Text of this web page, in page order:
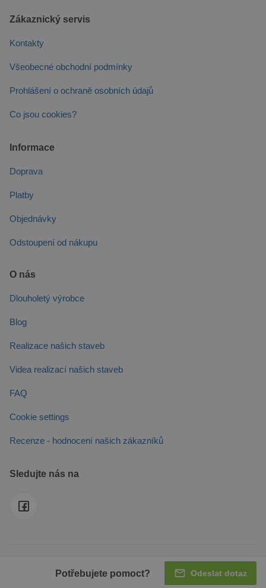
Odeslat dotaz
Potřebujete pomoct?
Zákaznický servis
Kontakty
Všeobecné obchodní podmínky
Prohlášení o ochraně osobních údajů
Co jsou cookies?
Informace
Doprava
Platby
Objednávky
Odstoupení od nákupu
O nás
Dlouholetý výrobce
Blog
Realizace našich staveb
Videa realizací našich staveb
FAQ
Cookie settings
Recenze - hodnocení našich zákazníků
Sledujte nás na
© 2026 MJ PRODUCTS s.r.o. Působíme také vUK-FR-DE-IT